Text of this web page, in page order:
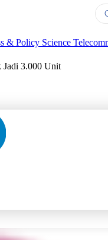
& Policy Science
Jadi 3.000 Unit